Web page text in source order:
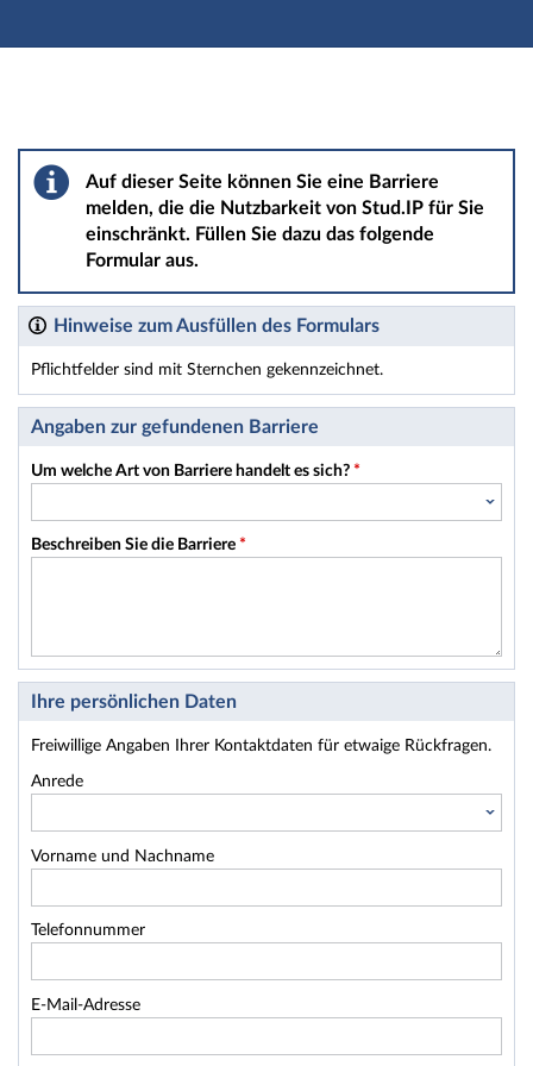
Hauptnavigation
Barriere melden
Auf dieser Seite können Sie eine Barriere
melden, die die Nutzbarkeit von Stud.IP für Sie
einschränkt. Füllen Sie dazu das folgende
Formular aus.
Hinweise zum Ausfüllen des Formulars
Pflichtfelder sind mit Sternchen gekennzeichnet.
Dieses Formular enthält Pflichtfelder.
Angaben zur gefundenen Barriere
Um welche Art von Barriere handelt es sich? *
Beschreiben Sie die Barriere *
Ihre persönlichen Daten
Freiwillige Angaben Ihrer Kontaktdaten für etwaige Rückfragen.
Anrede
Vorname und Nachname
Telefonnummer
E-Mail-Adresse